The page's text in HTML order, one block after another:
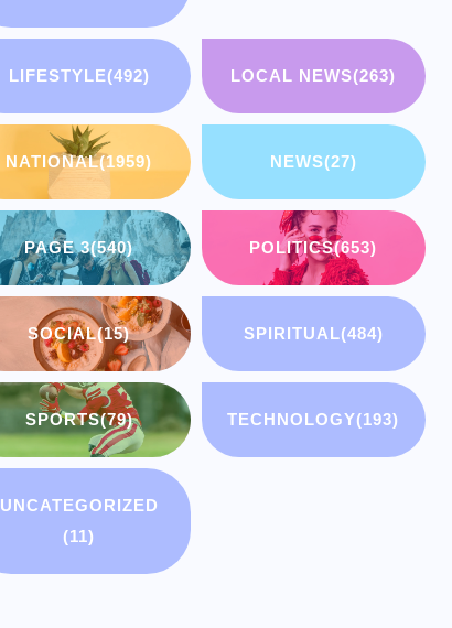
LIFESTYLE(492) LOCAL NEWS(263)
NATIONAL(1959) NEWS(27)
PAGE 3(540) POLITICS(653)
SOCIAL(15) SPIRITUAL(484)
SPORTS(79) TECHNOLOGY(193)
UNCATEGORIZED
(11)